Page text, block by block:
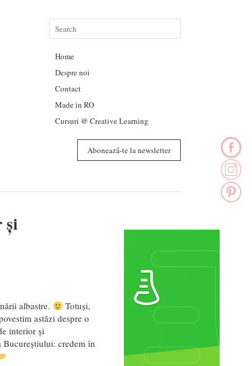
Home
Despre noi
Contact
Made in RO
Cursuri @ Creative Learning
Abonează-te la newsletter
și
albastre.
Totuși,
astăzi despre o
interior și
Bucureștiului: credem în